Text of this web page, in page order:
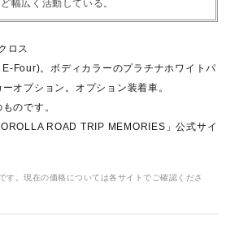
幅広く活動している。
ロス
Four)。ボディカラーのプラチナホワイトパ
オプション。オプション装着車。
のです。
ROAD TRIP MEMORIES」公式サイ
。現在の価格については各サイトでご確認くださ